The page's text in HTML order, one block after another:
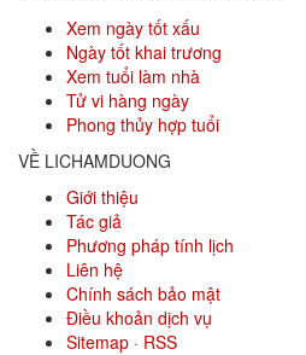
Xem ngày tốt xấu
Ngày tốt khai trương
Xem tuổi làm nhà
Tử vi hàng ngày
Phong thủy hợp tuổi
VỀ LICHAMDUONG
Giới thiệu
Tác giả
Phương pháp tính lịch
Liên hệ
Chính sách bảo mật
Điều khoản dịch vụ
Sitemap · RSS